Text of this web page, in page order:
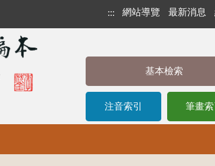
::: 網站導覽 最新消息
基本檢索
注音索引 筆畫